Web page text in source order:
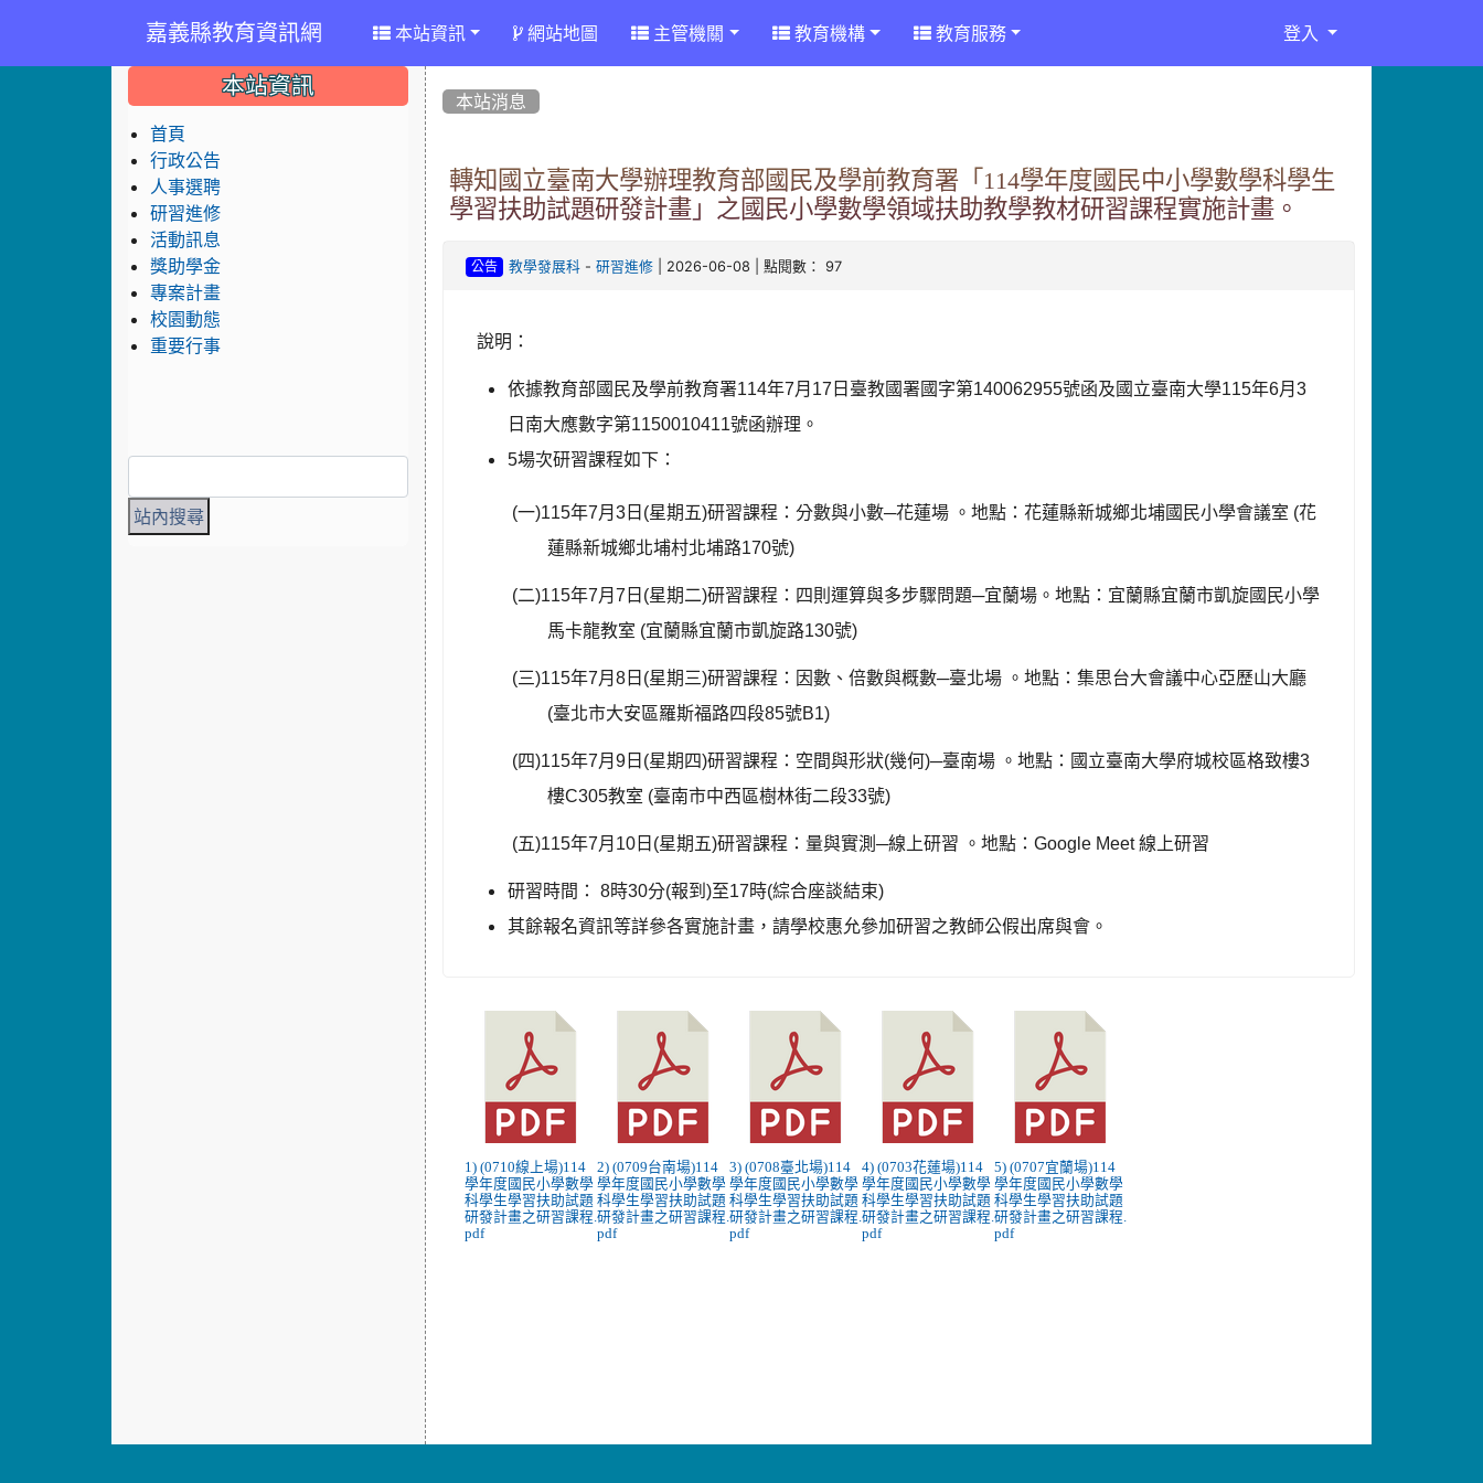
嘉義縣教育資訊網 本站資訊 網站地圖 主管機關 教育機構 教育服務 登入
本站消息
轉知國立臺南大學辦理教育部國民及學前教育署「114學年度國民中小學數學科學生
學習扶助試題研發計畫」之國民小學數學領域扶助教學教材研習課程實施計畫。
公告 教學發展科 - 研習進修 | 2026-06-08 | 點閱數： 97
說明：
依據教育部國民及學前教育署114年7月 17 日臺教國署國字第140062955號函及國立臺南大學115年6月3
日南大應數字第1150010411號函辦理。
5場次研習課程如下：
(一)115年7月3 日 (星期五)研習課程：分數與小數─花蓮場 。地點：花蓮縣新城鄉北埔國民小學會議室 (花
蓮縣新城鄉北埔村北埔路170號)
(二)115年7月7 日 (星期二)研習課程：四則運算與多步驟問題─宜蘭場。地點：宜蘭縣宜蘭市凱旋國民小學
馬卡龍教室 (宜蘭縣宜蘭市凱旋路130號)
(三)115年7月8 日 (星期三)研習課程：因數、倍數與概數─臺北場 。地點：集思台大會議中心亞歷山大廳
(臺北市大安區羅斯福路四段85號B1)
(四)115年7月9 日 (星期四)研習課程：空間與形狀(幾何)─臺南場 。地點：國立臺南大學府城校區格致樓3
樓C305教室 (臺南市中西區樹林街二段33號)
(五)115年7月 10 日 (星期五)研習課程：量與實測─線上研習 。地點：Google Meet線上研習
研習時間： 8時30分(報到)至17時(綜合座談結束)
其餘報名資訊等詳參各實施計畫，請學校惠允參加研習之教師公假出席與會。
1) (0710線上場)114
學年度國民小學數學
科學生學習扶助試題
研發計畫之研習課程.
pdf
2) (0709台南場)114
學年度國民小學數學
科學生學習扶助試題
研發計畫之研習課程.
pdf
3) (0708臺北場)114
學年度國民小學數學
科學生學習扶助試題
研發計畫之研習課程.
pdf
4) (0703花蓮場)114
學年度國民小學數學
科學生學習扶助試題
研發計畫之研習課程.
pdf
5) (0707宜蘭場)114
學年度國民小學數學
科學生學習扶助試題
研發計畫之研習課程.
pdf
::: 本站資訊
首頁
行政公告
人事選聘
研習進修
活動訊息
獎助學金
專案計畫
校園動態
重要行事